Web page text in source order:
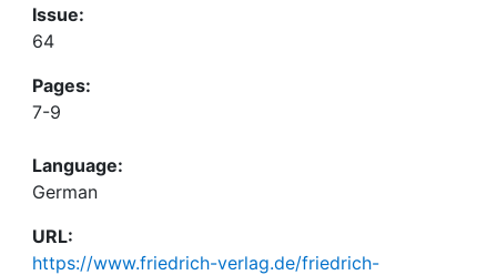
Issue:
64
Pages:
7-9
Language:
German
URL:
https://www.friedrich-verlag.de/friedrich-